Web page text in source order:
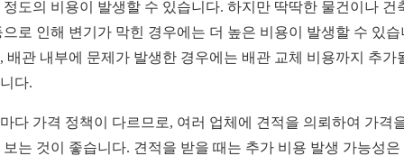
정도의 비용이 발생할 수 있습니다. 하지만 딱딱한 물건이나 건
으로 인해 변기가 막힌 경우에는 더 높은 비용이 발생할 수 있습
배관 내부에 문제가 발생한 경우에는 배관 교체 비용까지 추가
다.
다 가격 정책이 다르므로, 여러 업체에 견적을 의뢰하여 가격
보는 것이 좋습니다. 견적을 받을 때는 추가 비용 발생 가능성은